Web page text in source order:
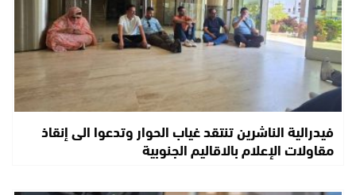
فيدرالية الناشرين تنتقد غياب الحوار وتدعوا الى إنقاذ
مقاولات الإعلام بالاقاليم الجنوبية